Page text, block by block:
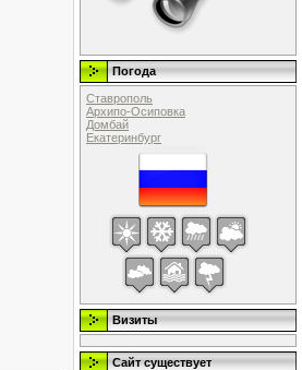
Погода
Ставрополь
Архипо-Осиповка
Домбай
Екатеринбург
Визиты
Сайт существует